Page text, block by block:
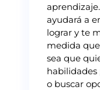
ayudará a
lograr y te
medida que
sea que
o buscar